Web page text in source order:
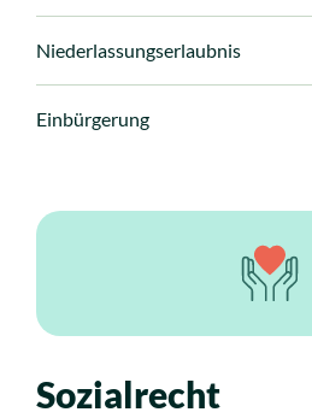
Niederlassungserlaubnis
Einbürgerung
Sozialrecht